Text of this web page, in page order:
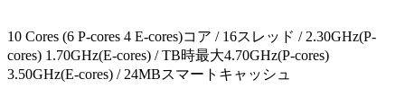
10 Cores (6 P-cores 4 E-cores)コア / 16スレッド / 2.30GHz(P-
cores) 1.70GHz(E-cores) / TB時最大4.70GHz(P-cores)
3.50GHz(E-cores) / 24MBスマートキャッシュ